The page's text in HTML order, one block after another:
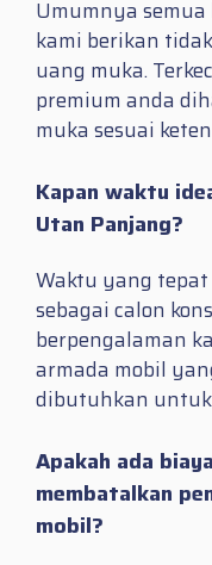
Umumnya
kami berikan
uang muka.
premium anda
muka sesuai
Kapan waktu
Utan Panjang?
Waktu yang
sebagai calon
berpengalaman
armada mobil
dibutuhkan
Apakah ada
membatalkan
mobil?